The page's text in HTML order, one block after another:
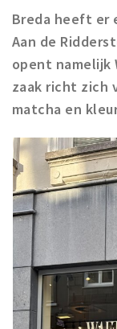
Zorgverzekering
Huisarts en
Q&A
KORTING
Breda Student
Draai aan het
VRIJE TIJD
Sport
Nieuws
Agenda
Breda heeft er
Aan de
opent namelijk
zaak richt zich
matcha en